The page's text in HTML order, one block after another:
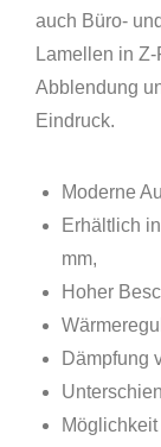
auch Büro-
Lamellen in
Abblendung
Eindruck.
Moderne
Erhältlich
mm,
Hoher
Dämpfung